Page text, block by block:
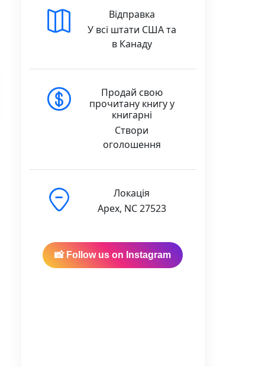
Відправка
У всі штати США та
в Канаду
Продай свою
прочитану книгу у
книгарні
Створи
оголошення
Локація
Apex, NC 27523
📸 Follow us on Instagram